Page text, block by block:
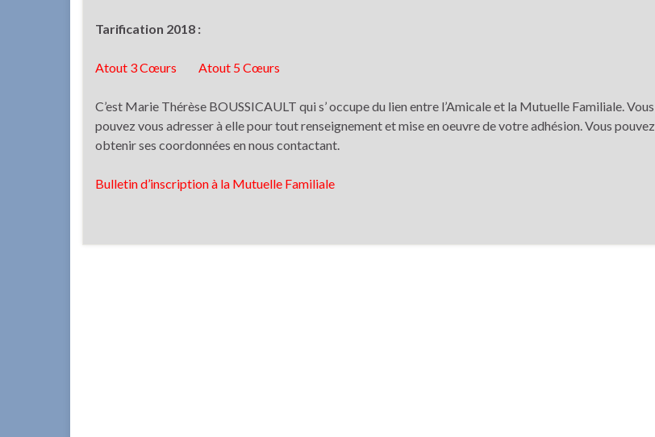
Tarification 2018 :
Atout 3 Cœurs Atout 5 Cœurs
C’est Marie Thérèse BOUSSICAULT qui s’ occupe du lien entre l’Amicale et la Mutuelle Familiale. Vous
pouvez vous adresser à elle pour tout renseignement et mise en oeuvre de votre adhésion. Vous pouvez
obtenir ses coordonnées en nous contactant.
Bulletin d’inscription à la Mutuelle Familiale